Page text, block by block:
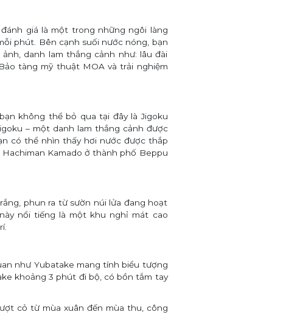
giá là một trong những ngôi làng
phút.
Bên cạnh suối nước nóng, bạn
danh lam thắng cảnh như: lâu đài
Bảo tàng mỹ thuật MOA và trải nghiệm
không thể bỏ qua tại đây là Jigoku
– một danh lam thắng cảnh được
có thể nhìn thấy hơi nước được thắp
Kamado ở thành phố Beppu
phun ra từ sườn núi lửa đang hoạt
nổi tiếng là một khu nghỉ mát cao
như Yubatake mang tính biểu tượng
khoảng 3 phút đi bộ, có bồn tắm tay
cỏ từ mùa xuân đến mùa thu, công